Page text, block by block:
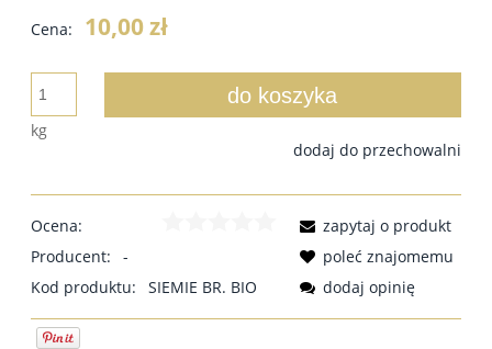
Cena: 10,00 zł
kg
do koszyka
dodaj do przechowalni
Ocena:
Producent:
-
Kod produktu:
SIEMIE BR. BIO
zapytaj o produkt
poleć znajomemu
dodaj opinię